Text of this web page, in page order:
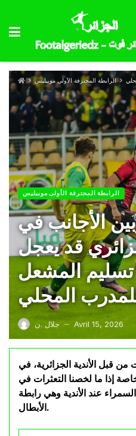
الرابطة المحترفة الأولى موبيليس
الرابطة المحترفة الأولى موبيليس
الأجانب في
قد يعجل
تسليم المشعل
المحلي
جلال .ن — Avril 15, 2026
قبل الأندية الجزائرية، في
إذا ما لخصنا التعثرات في
عند الأندية وهي رابطة
الأبطال.